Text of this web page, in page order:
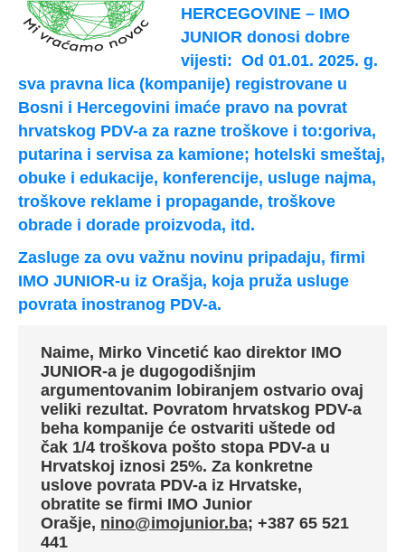
HERCEGOVINE – IMO
JUNIOR donosi dobre
vijesti: Od 01.01. 2025. g.
sva pravna lica (kompanije) registrovane u
Bosni i Hercegovini imaće pravo na povrat
hrvatskog PDV-a za razne troškove i to:goriva,
putarina i servisa za kamione; hotelski smeštaj,
obuke i edukacije, konferencije, usluge najma,
troškove reklame i propagande, troškove
obrade i dorade proizvoda, itd.
Zasluge za ovu važnu novinu pripadaju, firmi
IMO JUNIOR-u iz Orašja, koja pruža usluge
povrata inostranog PDV-a.
Naime, Mirko Vincetić kao direktor IMO
JUNIOR-a je dugogodišnjim
argumentovanim lobiranjem ostvario ovaj
veliki rezultat. Povratom hrvatskog PDV-a
beha kompanije će ostvariti uštede od
čak 1/4 troškova pošto stopa PDV-a u
Hrvatskoj iznosi 25%. Za konkretne
uslove povrata PDV-a iz Hrvatske,
obratite se firmi IMO Junior
Orašje, nino@imojunior.ba; +387 65 521
441